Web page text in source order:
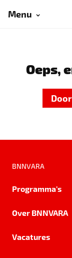
Menu
Oeps,
BNNVARA
Programma's
Over BNNVARA
Vacatures